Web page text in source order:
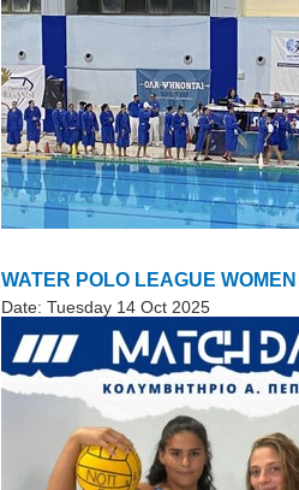
WATER POLO LEAGUE
Date: Tuesday 14 Oct 2025